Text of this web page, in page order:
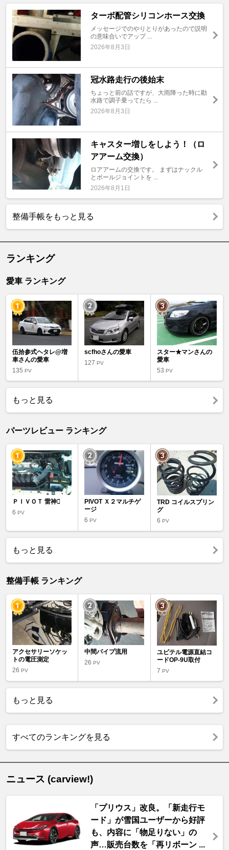
ターボ配管シリコンホース交換
メッセージでのやりとりがあったので説明
の意味合いでアップ ...
2026年8月3日
冠水路走行の後始末
ちょっと前の話ですが、大雨降った時に勘
水路で調子乗ってたら ...
2026年8月3日
キャスター増しをしよう！（ロ
アアーム交換）
ロアアームの交換です。 まずはナックル
とボールジョイントを ...
2026年8月1日
整備手帳をもっと見る
ランキング
愛車 ランキング
伍拾参式ヘタレ@増
車さんの愛車
135 PV
scfhoさんの愛車
127PV
スター★マンさんの
愛車
53 PV
もっと見る
パーツレビュー ランキング
ＰＩＶＯＴ 雷神
6 PV
PIVOT Ｘ２マルチゲ
ージ
6PV
TRD コイルスプリン
グ
6 PV
もっと見る
整備手帳 ランキング
アクセサリーソケッ
トの電圧測定
26 PV
中間パイプ流用
26PV
ユピテル電源直結コ
ードOP-9U取付
7 PV
もっと見る
すべてのランキングを見る
ニュース (carview!)
「プリウス」改良。「新走行モ
ード」が雪国ユーザーから好評
も、内容に「物足りない」の
声…販売台数を「再リボーン ...